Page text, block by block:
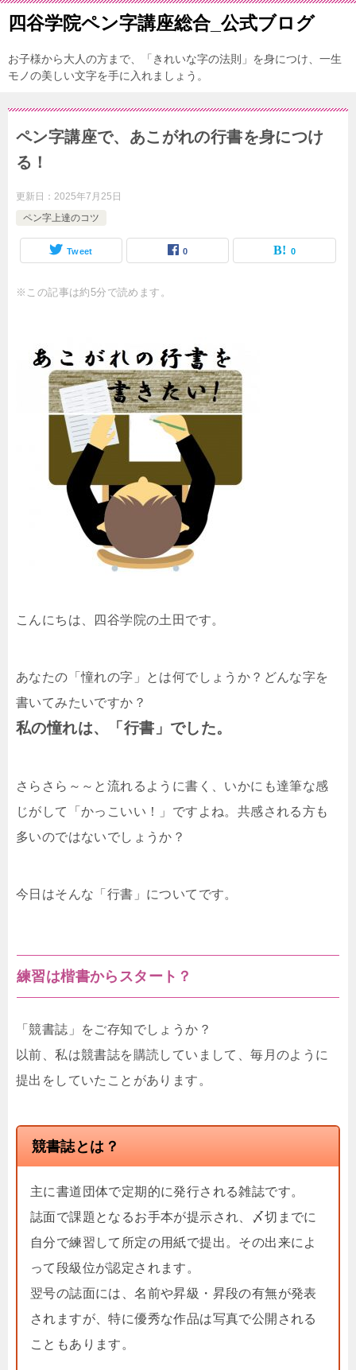
四谷学院ペン字講座総合_公式ブログ
お子様から大人の方まで、「きれいな字の法則」を身につけ、一生
モノの美しい文字を手に入れましょう。
ペン字講座で、あこがれの行書を身につけ
る！
更新日： 2025年7月25日
ペン字上達のコツ
Tweet 0 0
※この記事は約5分で読めます。
こんにちは、四谷学院の土田です。
あなたの「憧れの字」とは何でしょうか？どんな字を
書いてみたいですか？
私の憧れは、「行書」でした。
さらさら～～と流れるように書く、いかにも達筆な感
じがして「かっこいい！」ですよね。共感される方も
多いのではないでしょうか？
今日はそんな「行書」についてです。
練習は楷書からスタート？
「競書誌」をご存知でしょうか？
以前、私は競書誌を購読していまして、毎月のように
提出をしていたことがあります。
競書誌とは？
主に書道団体で定期的に発行される雑誌です。
誌面で課題となるお手本が提示され、〆切までに
自分で練習して所定の用紙で提出。その出来によ
って段級位が認定されます。
翌号の誌面には、名前や昇級・昇段の有無が発表
されますが、特に優秀な作品は写真で公開される
こともあります。